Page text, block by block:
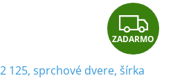
Z
A
ZADARMO
125, sprchové dvere, šírka